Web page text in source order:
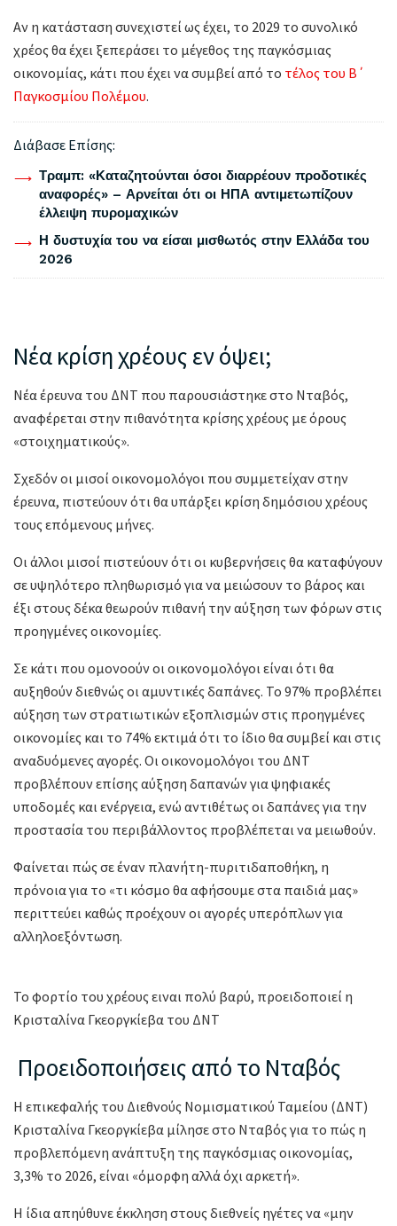
Αν η κατάσταση συνεχιστεί ως έχει, το 2029 το συνολικό
χρέος θα έχει ξεπεράσει το μέγεθος της παγκόσμιας
οικονομίας, κάτι που έχει να συμβεί από το τέλος του Β΄
Παγκοσμίου Πολέμου.
Διάβασε Επίσης:
Τραμπ: «Καταζητούνται όσοι διαρρέουν προδοτικές
αναφορές» – Αρνείται ότι οι ΗΠΑ αντιμετωπίζουν
έλλειψη πυρομαχικών
Η δυστυχία του να είσαι μισθωτός στην Ελλάδα του
2026
Νέα κρίση χρέους εν όψει;
Νέα έρευνα του ΔΝΤ που παρουσιάστηκε στο Νταβός,
αναφέρεται στην πιθανότητα κρίσης χρέους με όρους
«στοιχηματικούς».
Σχεδόν οι μισοί οικονομολόγοι που συμμετείχαν στην
έρευνα, πιστεύουν ότι θα υπάρξει κρίση δημόσιου χρέους
τους επόμενους μήνες.
Οι άλλοι μισοί πιστεύουν ότι οι κυβερνήσεις θα καταφύγουν
σε υψηλότερο πληθωρισμό για να μειώσουν το βάρος και
έξι στους δέκα θεωρούν πιθανή την αύξηση των φόρων στις
προηγμένες οικονομίες.
Σε κάτι που ομονοούν οι οικονομολόγοι είναι ότι θα
αυξηθούν διεθνώς οι αμυντικές δαπάνες. Το 97% προβλέπει
αύξηση των στρατιωτικών εξοπλισμών στις προηγμένες
οικονομίες και το 74% εκτιμά ότι το ίδιο θα συμβεί και στις
αναδυόμενες αγορές. Οι οικονομολόγοι του ΔΝΤ
προβλέπουν επίσης αύξηση δαπανών για ψηφιακές
υποδομές και ενέργεια, ενώ αντιθέτως οι δαπάνες για την
προστασία του περιβάλλοντος προβλέπεται να μειωθούν.
Φαίνεται πώς σε έναν πλανήτη-πυριτιδαποθήκη, η
πρόνοια για το «τι κόσμο θα αφήσουμε στα παιδιά μας»
περιττεύει καθώς προέχουν οι αγορές υπερόπλων για
αλληλοεξόντωση.
Το φορτίο του χρέους ειναι πολύ βαρύ, προειδοποιεί η
Κρισταλίνα Γκεοργκίεβα του ΔΝΤ
Προειδοποιήσεις από το Νταβός
Η επικεφαλής του Διεθνούς Νομισματικού Ταμείου (ΔΝΤ)
Κρισταλίνα Γκεοργκίεβα μίλησε στο Νταβός για το πώς η
προβλεπόμενη ανάπτυξη της παγκόσμιας οικονομίας,
3,3% το 2026, είναι «όμορφη αλλά όχι αρκετή».
Η ίδια απηύθυνε έκκληση στους διεθνείς ηγέτες να «μην